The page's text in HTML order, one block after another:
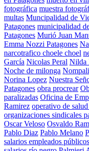
fotográfica muestra
multas Muncipalidad de
Patagones municipalidad
Patagones Murió Juan
Emma Nozzi Patagones
narcotrafico choele choel
García Nicolas Peral Nilda
Noche de milonga
Norina Lopez Nuestra
Patagones obra procrear
paralizadas Oficina de
Ramirez operativo de
organizaciones sindicales
Oscar Veloso Osvaldo
Pablo Diaz Pablo Melano
salarios empleados públicos